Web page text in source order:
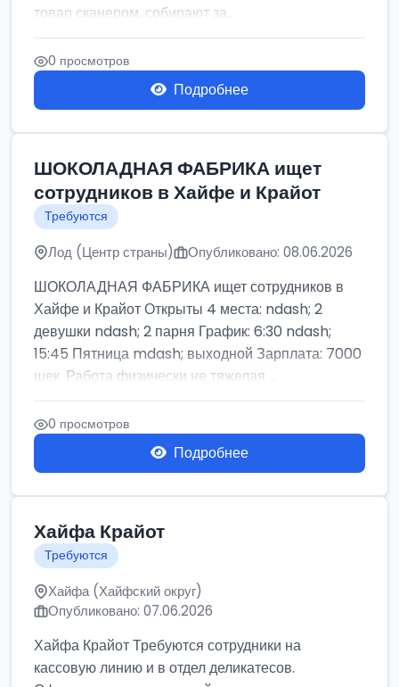
товар сканером, собирают за...
0 просмотров
Подробнее
ШОКОЛАДНАЯ ФАБРИКА ищет
сотрудников в Хайфе и Крайот
Требуются
Лод (Центр страны) Опубликовано: 08.06.2026
ШОКОЛАДНАЯ ФАБРИКА ищет сотрудников в
Хайфе и Крайот Открыты 4 места: ndash; 2
девушки ndash; 2 парня График: 6:30 ndash;
15:45 Пятница mdash; выходной Зарплата: 7000
шек. Работа физически не тяжелая ...
0 просмотров
Подробнее
Хайфа Крайот
Требуются
Хайфа (Хайфский округ)
Опубликовано: 07.06.2026
Хайфа Крайот Требуются сотрудники на
кассовую линию и в отдел деликатесов.